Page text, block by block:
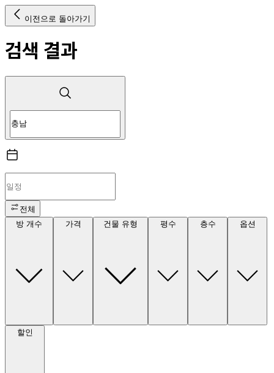
이전으로 돌아가기
검색 결과
전체
방 개수
가격 건물 유형 평수 층수 옵션
할인